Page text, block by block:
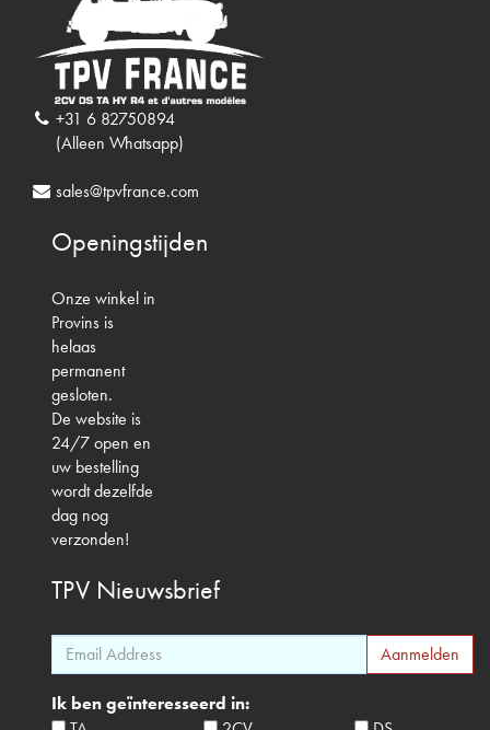
+31 6 82750894
(Alleen Whatsapp)
sales@tpvfrance.com
Openingstijden
Onze winkel in
Provins is
helaas
permanent
gesloten.
De website is
24/7 open en
uw bestelling
wordt dezelfde
dag nog
verzonden!
TPV Nieuwsbrief
Ik ben geïnteresseerd in: